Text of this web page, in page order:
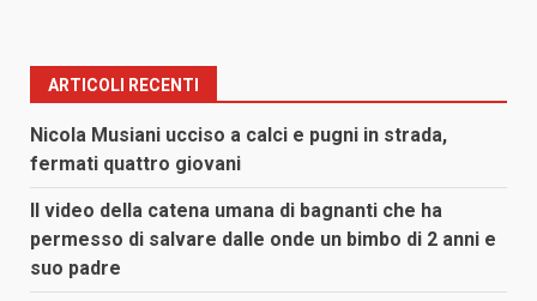
ARTICOLI RECENTI
Nicola Musiani ucciso a calci e pugni in strada,
fermati quattro giovani
Il video della catena umana di bagnanti che ha
permesso di salvare dalle onde un bimbo di 2 anni e
suo padre